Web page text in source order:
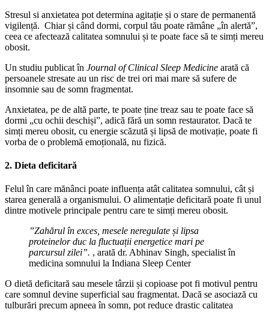
Stresul si anxietatea pot determina agitație și o stare de permanentă
vigilență. Chiar și când dormi, corpul tău poate rămâne „în alertă”,
ceea ce afectează calitatea somnului și te poate face să te simți mereu
obosit.
Un studiu publicat în Journal of Clinical Sleep Medicine arată că
persoanele stresate au un risc de trei ori mai mare să sufere de
insomnie sau de somn fragmentat.
Anxietatea, pe de altă parte, te poate ține treaz sau te poate face să
dormi „cu ochii deschiși”, adică fără un somn restaurator. Dacă te
simți mereu obosit, cu energie scăzută și lipsă de motivație, poate fi
vorba de o problemă emoțională, nu fizică.
2. Dieta deficitară
Felul în care mănânci poate influența atât calitatea somnului, cât și
starea generală a organismului. O alimentație deficitară poate fi unul
dintre motivele principale pentru care te simți mereu obosit.
”Zahărul în exces, mesele neregulate și lipsa
proteinelor duc la fluctuații energetice mari pe
parcursul zilei”. , arată dr. Abhinav Singh, specialist în
medicina somnului la Indiana Sleep Center
O dietă deficitară sau mesele târzii și copioase pot fi motivul pentru
care somnul devine superficial sau fragmentat. Dacă se asociază cu
tulburări precum apneea în somn, pot reduce drastic calitatea